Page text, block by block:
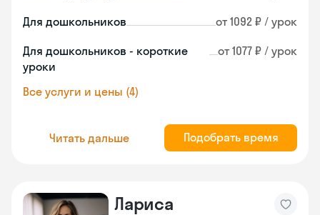
Для дошкольников от 1092 ₽ / урок
Для дошкольников - короткие
уроки
от 1077 ₽ / урок
Все услуги и цены (4)
Читать дальше Подобрать время
Лариса